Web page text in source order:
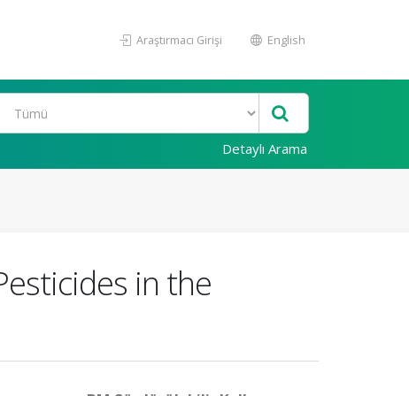
Araştırmacı Girişi English
Detaylı Arama
in the